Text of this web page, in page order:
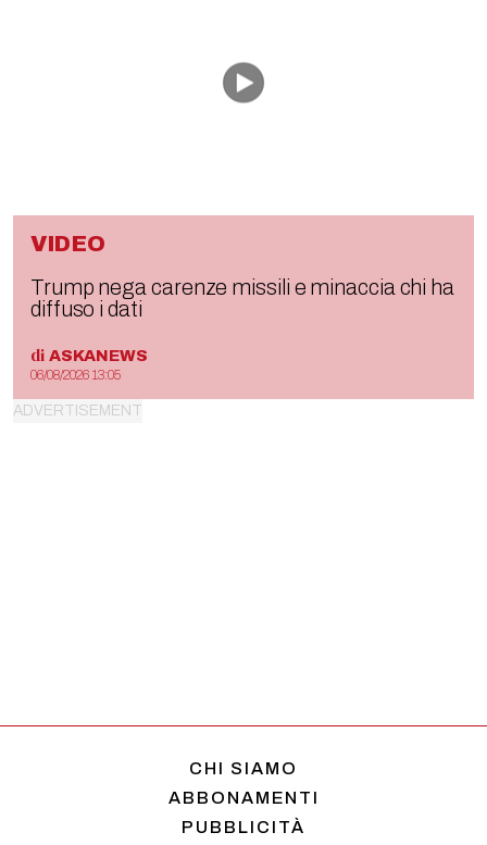
VIDEO
Trump nega carenze missili e minaccia chi ha
diffuso i dati
di ASKANEWS
06/08/2026 13:05
CHI SIAMO
ABBONAMENTI
PUBBLICITÀ